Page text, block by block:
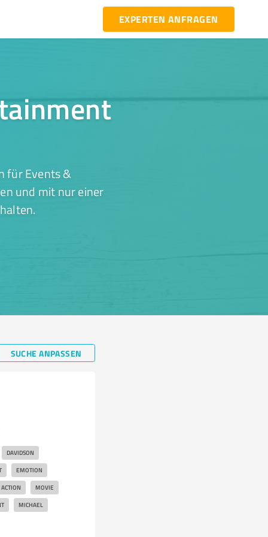
EXPERTEN ANFRAGEN
für Events &
und mit nur einer
SUCHE ANPASSEN
DAVIDSON
EMOTION
ACTION MOVIE
MICHAEL